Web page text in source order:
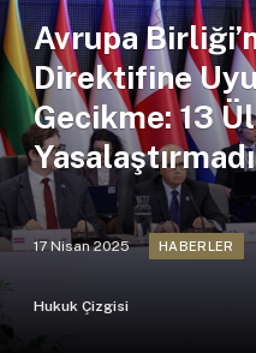
Avrupa
Direktifine
Gecikme: 13
Yasalaştırmadı
17 Nisan 2025 HABERLER
Hukuk Çizgisi